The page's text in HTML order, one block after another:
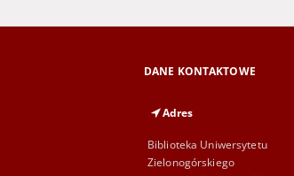
DANE KONTAKTOWE
Adres
Biblioteka Uniwersytetu
Zielonogórskiego